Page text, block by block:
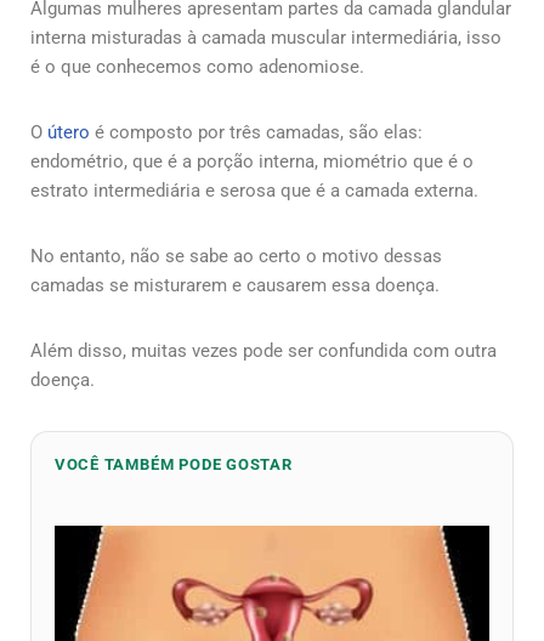
Algumas mulheres apresentam partes da camada glandular
interna misturadas à camada muscular intermediária, isso
é o que conhecemos como adenomiose.
O útero é composto por três camadas, são elas:
endométrio, que é a porção interna, miométrio que é o
estrato intermediária e serosa que é a camada externa.
No entanto, não se sabe ao certo o motivo dessas
camadas se misturarem e causarem essa doença.
Além disso, muitas vezes pode ser confundida com outra
doença.
VOCÊ TAMBÉM PODE GOSTAR